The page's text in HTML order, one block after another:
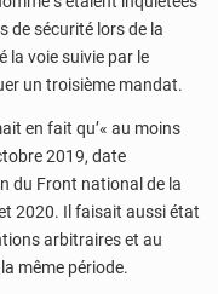
de sécurité lors de la
la voie suivie par le
un troisième mandat.
en fait qu’« au moins
2019, date
du Front national de la
2020. Il faisait aussi état
arbitraires et au
même période.